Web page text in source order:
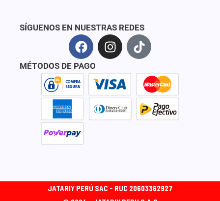
SÍGUENOS EN NUESTRAS REDES
F
a
c
e
o
k
I
n
t
a
g
r
T
i
t
o
k
MÉTODOS DE PAGO
JATARIY PERÚ SAC - RUC 20603362927